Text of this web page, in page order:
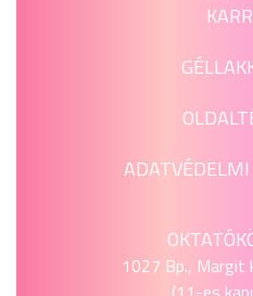
1027 Bp., Margit